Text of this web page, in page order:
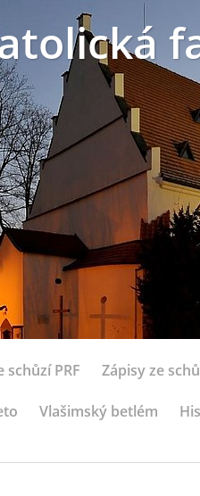
schůzí PRF Zápisy ze
Vlašimský betlém